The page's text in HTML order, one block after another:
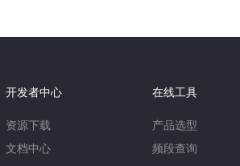
开发者中心
资源下载
文档中心
在线工具
产品选型
频段查询